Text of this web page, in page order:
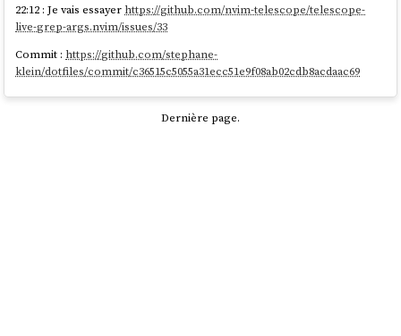
22:12 : Je vais essayer https://github.com/nvim-telescope/telescope-
live-grep-args.nvim/issues/33
Commit : https://github.com/stephane-
klein/dotfiles/commit/c36515c5055a31ecc51e9f08ab02cdb8acdaac69
Dernière page.